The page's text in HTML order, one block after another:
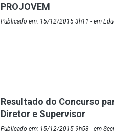
PROJOVEM
Publicado em: 15/12/2015 3h11 - em
Resultado do Concurso
Diretor e Supervisor
Publicado em: 15/12/2015 9h53 - em